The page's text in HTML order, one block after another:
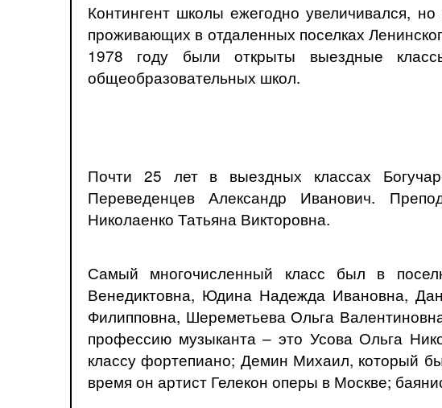
Контингент школы ежегодно увеличивался,
проживающих в отдаленных поселках
1978 году были открыты выездные
общеобразовательных школ.
Почти 25 лет в выездных классах
Переведенцев Александр Иванович.
Николаенко Татьяна Викторовна.
Самый многочисленный класс был в
Венедиктовна, Юдина Надежда Ивановна,
Филипповна, Шереметьева Ольга
профессию музыканта – это Усова Ольга
классу фортепиано; Демин Михаил, который
время он артист Гелекон оперы в Москве;